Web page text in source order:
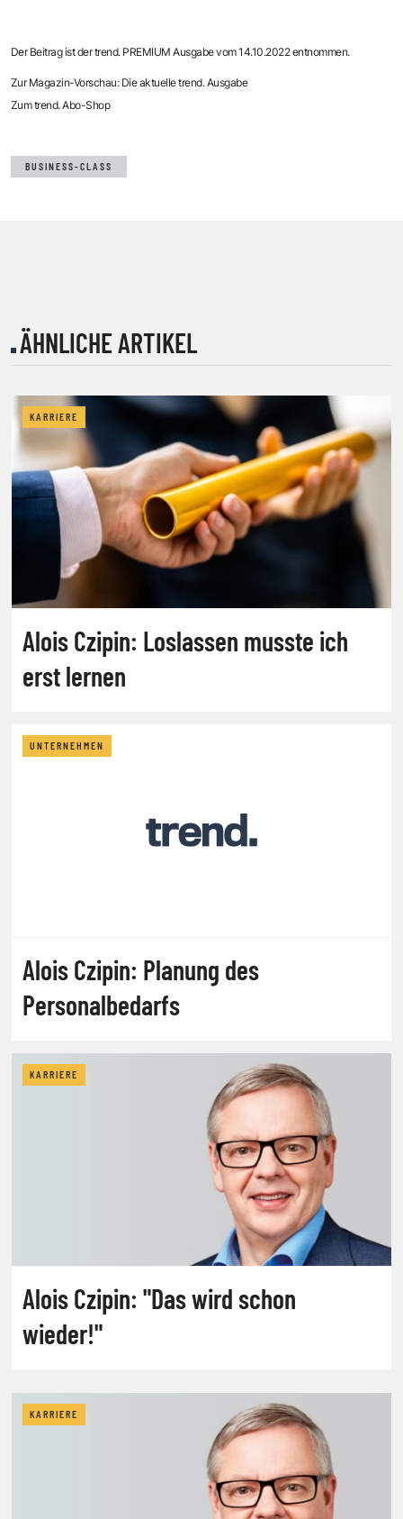
Der Beitrag ist der trend. PREMIUM Ausgabe vom 14.10.2022 entnommen.
Zur Magazin-Vorschau: Die aktuelle trend. Ausgabe
Zum trend. Abo-Shop
BUSINESS-CLASS
ÄHNLICHE ARTIKEL
KARRIERE
Alois Czipin: Loslassen musste ich
erst lernen
UNTERNEHMEN
Alois Czipin: Planung des
Personalbedarfs
KARRIERE
Alois Czipin: "Das wird schon
wieder!"
KARRIERE